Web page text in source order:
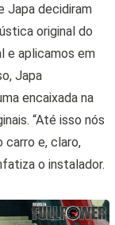
Japa decidiram
original do
e aplicamos em
Japa
encaixada na
“Até isso nós
carro e, claro,
o instalador.